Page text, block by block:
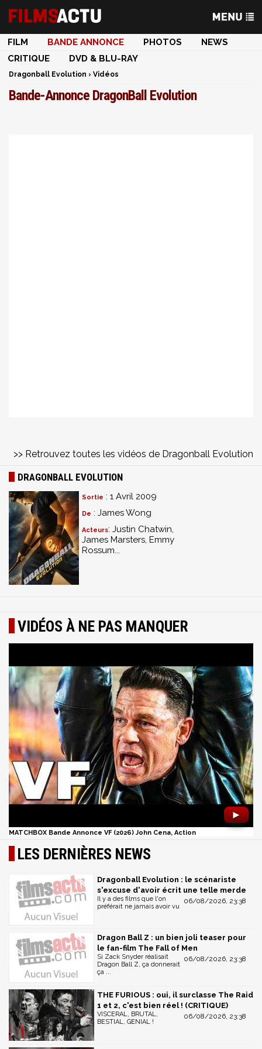
FILM BANDE ANNONCE PHOTOS
NEWS
CRITIQUE
DVD & BLU-RAY
Dragonball Evolution › Vidéos
Bande-Annonce DragonBall Evolution
>> Retrouvez toutes les vidéos de Dragonball Evolution
DRAGONBALL EVOLUTION
Sortie : 1 Avril 2009
De : James Wong
Acteurs: Justin Chatwin,
James Marsters, Emmy
Rossum...
VIDÉOS À NE PAS MANQUER
►
MATCHBOX Bande Annonce VF (2026) John Cena, Action
LES DERNIÈRES NEWS
Dragonball Evolution : le scénariste
s'excuse d'avoir écrit une telle merde
06/08/2026, 23:38
Il y a des films que l'on
préférait ne jamais avoir vu
Dragon Ball Z : un bien joli teaser pour
le fan-film The Fall of Men
06/08/2026, 23:38
Si Zack Snyder réalisait
Dragon Ball Z, ça donnerait
ça ...
THE FURIOUS : oui, il surclasse The Raid
1 et 2, c'est bien réel ! (CRITIQUE)
06/08/2026, 23:38
VISCERAL, BRUTAL,
BESTIAL, GENIAL !